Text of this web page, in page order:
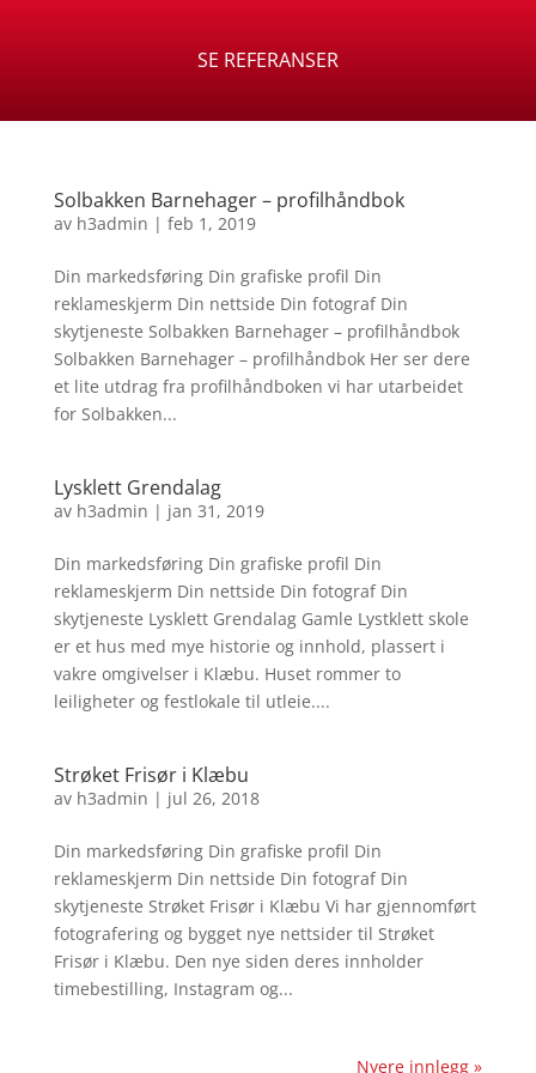
SE REFERANSER
Solbakken Barnehager – profilhåndbok
av h3admin | feb 1, 2019
Din markedsføring Din grafiske profil Din
reklameskjerm Din nettside Din fotograf Din
skytjeneste Solbakken Barnehager – profilhåndbok
Solbakken Barnehager – profilhåndbok Her ser dere
et lite utdrag fra profilhåndboken vi har utarbeidet
for Solbakken...
Lysklett Grendalag
av h3admin | jan 31, 2019
Din markedsføring Din grafiske profil Din
reklameskjerm Din nettside Din fotograf Din
skytjeneste Lysklett Grendalag Gamle Lystklett skole
er et hus med mye historie og innhold, plassert i
vakre omgivelser i Klæbu. Huset rommer to
leiligheter og festlokale til utleie....
Strøket Frisør i Klæbu
av h3admin | jul 26, 2018
Din markedsføring Din grafiske profil Din
reklameskjerm Din nettside Din fotograf Din
skytjeneste Strøket Frisør i Klæbu Vi har gjennomført
fotografering og bygget nye nettsider til Strøket
Frisør i Klæbu. Den nye siden deres innholder
timebestilling, Instagram og...
Nyere innlegg »